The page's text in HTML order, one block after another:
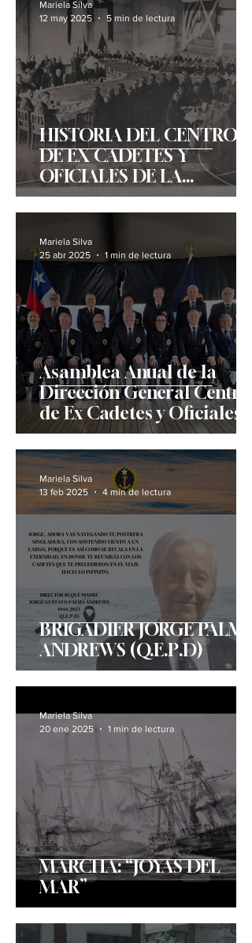
HISTORIA DEL CENTRO
DE EX CADETES Y
OFICIALES DE LA
ARMADA "CALEUCHE".
Mariela Silva
12 may 2025
5 min de lectura
Asamblea Anual de la
Dirección General Centro
de Ex Cadetes y Oficiales
de la Armada "Caleuche"
Mariela Silva
25 abr 2025
1 min de lectura
BRIGADIER JORGE PALMA
ANDREWS (Q.E.P.D)
Mariela Silva
13 feb 2025
4 min de lectura
MARCHA: “JOYAS DEL
MAR”
Mariela Silva
20 ene 2025
1 min de lectura